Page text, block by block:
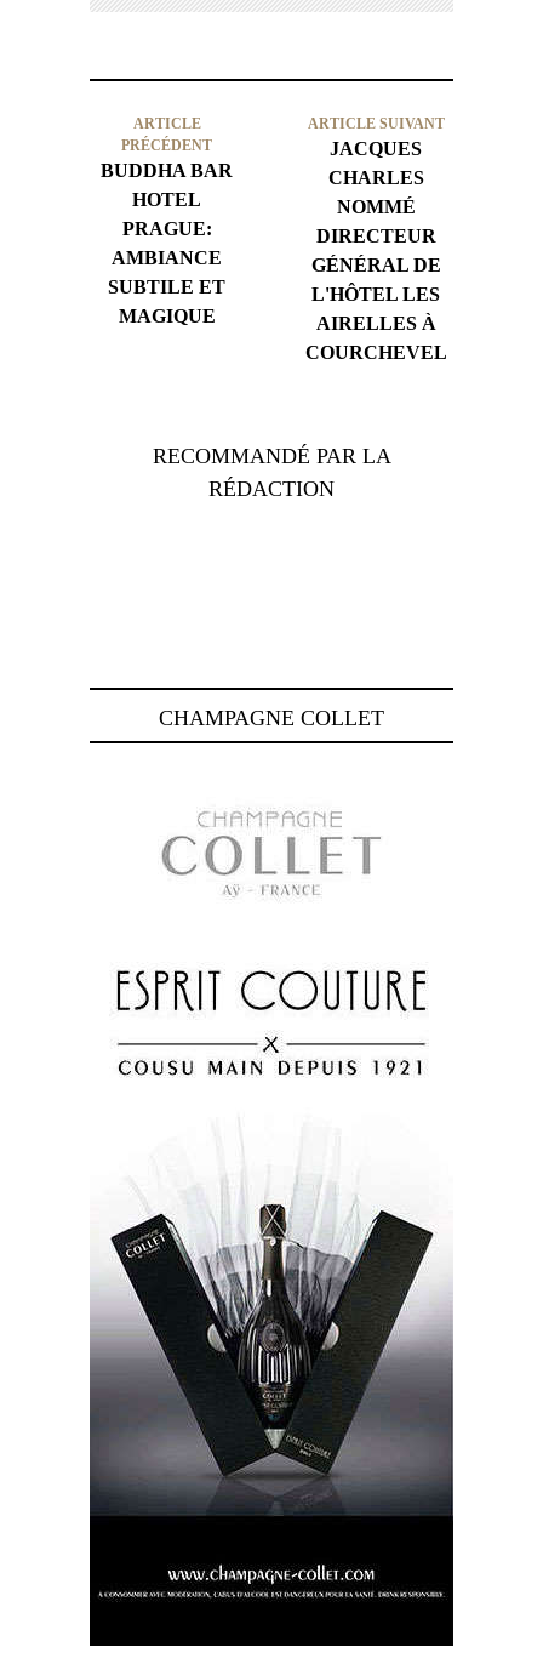
ARTICLE
PRÉCÉDENT
BUDDHA BAR
HOTEL
PRAGUE:
AMBIANCE
SUBTILE ET
MAGIQUE
ARTICLE SUIVANT
JACQUES
CHARLES
NOMMÉ
DIRECTEUR
GÉNÉRAL DE
L'HÔTEL LES
AIRELLES À
COURCHEVEL
RECOMMANDÉ PAR LA
RÉDACTION
CHAMPAGNE COLLET